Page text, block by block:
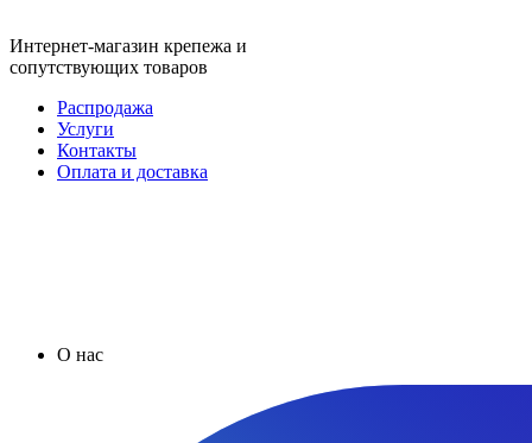
Интернет-магазин крепежа и
сопутствующих товаров
Распродажа
Услуги
Контакты
Оплата и доставка
О нас